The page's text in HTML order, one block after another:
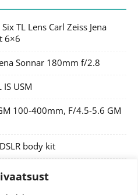
TL Lens Carl Zeiss Jena
6×6
Sonnar 180mm f/2.8
USM
100-400mm, F/4.5-5.6 GM
body kit